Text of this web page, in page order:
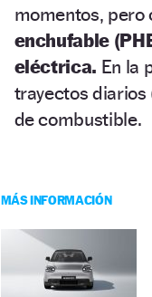
momentos, pero
enchufable
eléctrica. En la
trayectos diarios
de combustible.
MÁS INFORMACIÓN